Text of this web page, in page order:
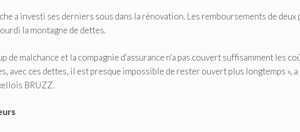
a investi ses derniers sous dans la rénovation. Les remboursements de deux
la montagne de dettes.
de malchance et la compagnie d'assurance n'a pas couvert suffisamment les
avec ces dettes, il est presque impossible de rester ouvert plus longtemps »,
BRUZZ.